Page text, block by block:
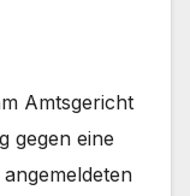
Amtsgericht
gegen eine